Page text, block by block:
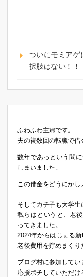
ついにモミアゲ
択肢はない！！
ふわふわ主婦です。
夫の複数回の転職で借
数年であっという間
しまいました。
この借金をどうにかし
そしてカチ子も大学生
私らはというと、老
ってきました。
2024年からはじまる
老後費用を貯めまくり
ブログ村に参加してい
応援ポチしていただけ